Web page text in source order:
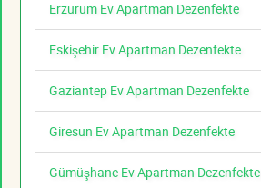
Erzurum Ev Apartman Dezenfekte
Eskişehir Ev Apartman Dezenfekte
Gaziantep Ev Apartman Dezenfekte
Giresun Ev Apartman Dezenfekte
Gümüşhane Ev Apartman Dezenfekte